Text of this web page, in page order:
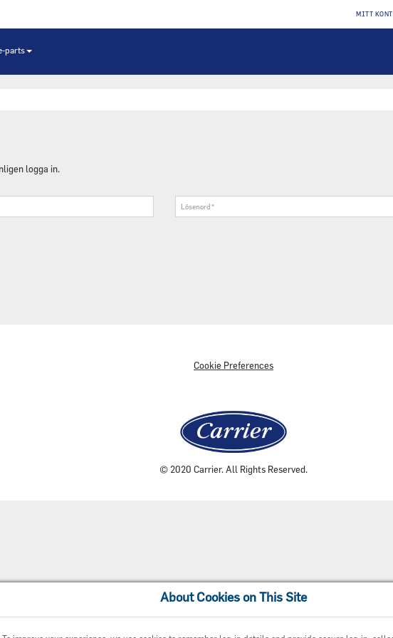
MITT
parts
logga in.
Cookie Preferences
© 2020 Carrier. All Rights Reserved.
About Cookies on This Site